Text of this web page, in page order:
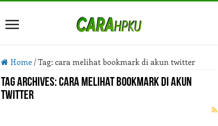
Home / Tag:cara melihat bookmark di akun twitter
Tag Archives:cara melihat bookmark di akun
twitter